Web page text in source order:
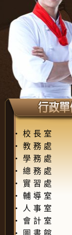
‧ 校長室
‧ 教務處
‧ 學務處
‧ 總務處
‧ 實習處
‧ 輔導室
‧
人事室
‧ 會計室
‧
圖書館